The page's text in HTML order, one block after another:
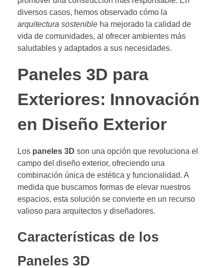
diversos casos, hemos observado cómo la
arquitectura sostenible ha mejorado la calidad de
vida de comunidades, al ofrecer ambientes más
saludables y adaptados a sus necesidades.
Paneles 3D para
Exteriores: Innovación
en Diseño Exterior
Los paneles 3D son una opción que revoluciona el
campo del diseño exterior, ofreciendo una
combinación única de estética y funcionalidad. A
medida que buscamos formas de elevar nuestros
espacios, esta solución se convierte en un recurso
valioso para arquitectos y diseñadores.
Características de los
Paneles 3D